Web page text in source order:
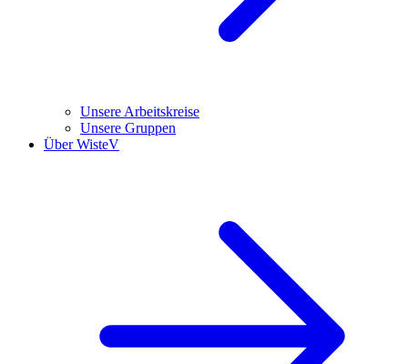
Unsere Arbeitskreise
Unsere Gruppen
Über WisteV